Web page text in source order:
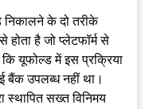
के दो तरीके
है जो प्लेटफॉर्म से
कि यूफोल्ड में इस प्रक्रिया
बैंक उपलब्ध नहीं था।
स्थापित सख्त विनिमय